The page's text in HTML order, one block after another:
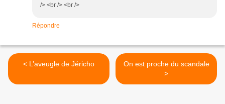
/> <br /> <br />
Répondre
< L’aveugle de Jéricho
On est proche du scandale
>